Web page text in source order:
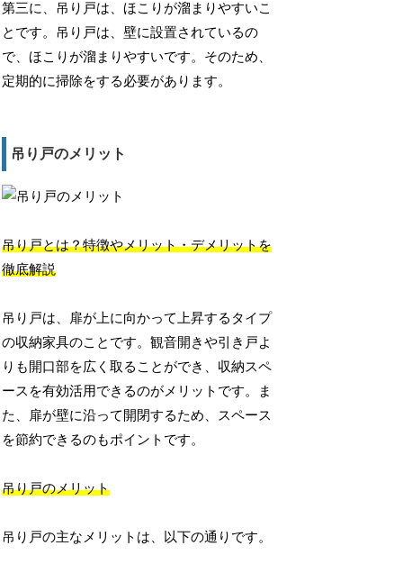
第三に、吊り戸は、ほこりが溜まりやすいこ
とです。吊り戸は、壁に設置されているの
で、ほこりが溜まりやすいです。そのため、
定期的に掃除をする必要があります。
吊り戸のメリット
吊り戸とは？特徴やメリット・デメリットを
徹底解説
吊り戸は、扉が上に向かって上昇するタイプ
の収納家具のことです。観音開きや引き戸よ
りも開口部を広く取ることができ、収納スペ
ースを有効活用できるのがメリットです。ま
た、扉が壁に沿って開閉するため、スペース
を節約できるのもポイントです。
吊り戸のメリット
吊り戸の主なメリットは、以下の通りです。